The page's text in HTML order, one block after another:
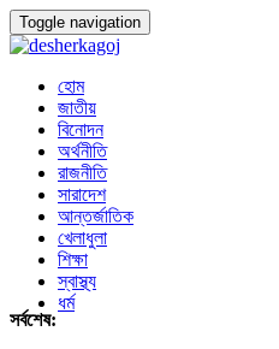
Toggle navigation
হোম
জাতীয়
বিনোদন
অর্থনীতি
রাজনীতি
সারাদেশ
আন্তর্জাতিক
খেলাধুলা
শিক্ষা
স্বাস্থ্য
ধর্ম
সর্বশেষ: